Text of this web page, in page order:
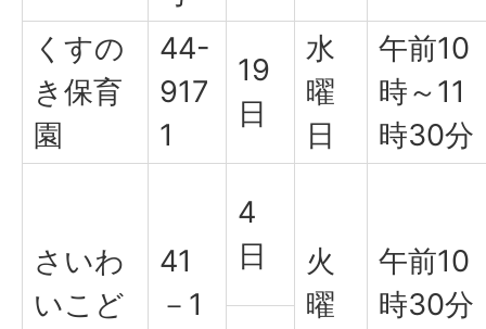
くすの
き保育
園
44-
917
1
19
日
水
曜
日
午前10
時～11
時30分
さいわ
いこど
41
－1
4
日
火
曜
午前10
時30分